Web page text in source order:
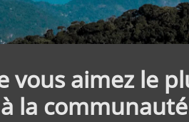
vous aimez le
la